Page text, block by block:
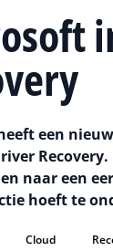
een
naar een
hoeft te
Cloud